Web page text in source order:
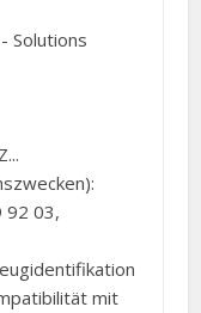
Solutions
92 03,
mit